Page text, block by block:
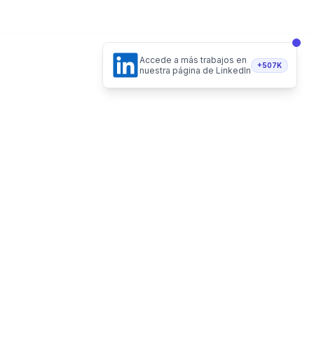
Accede a más trabajos en
nuestra página de LinkedIn
+507K